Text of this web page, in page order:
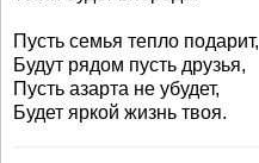
Пусть семья тепло подарит,
Будут рядом пусть друзья,
Пусть азарта не убудет,
Будет яркой жизнь твоя.